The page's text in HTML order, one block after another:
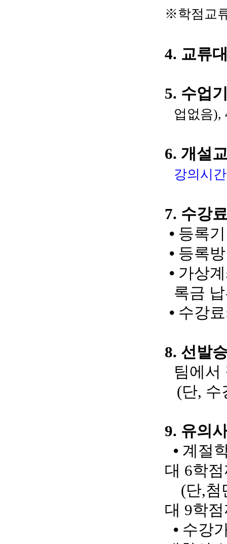
※학점교
4. 교류
5. 수업
업없음),
6. 개설
강의시
7. 수강
⦁ 등록
⦁ 등록
⦁ 가상
록금
⦁ 수강
8. 선발
팀에서
(단, 수
9. 유의
⦁ 계절
대 6학
(단,첨
대 9학
⦁ 수강